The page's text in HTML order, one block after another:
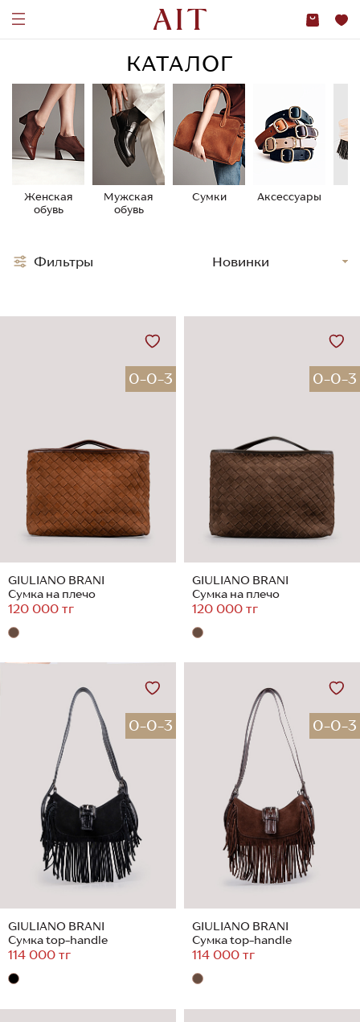
КАТАЛОГ
Женская
обувь
Мужская
обувь
Сумки Аксессуары
0-0-3
GIULIANO BRANI
Сумка на плечо
120 000 тг
0-0-3
GIULIANO BRANI
Сумка на плечо
120 000 тг
0-0-3
GIULIANO BRANI
Сумка top-handle
114 000 тг
0-0-3
GIULIANO BRANI
Сумка top-handle
114 000 тг
Фильтры